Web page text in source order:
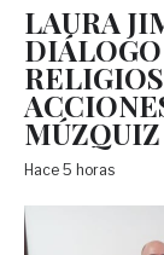
LAURA
MÚZQUIZ
Hace 5 horas